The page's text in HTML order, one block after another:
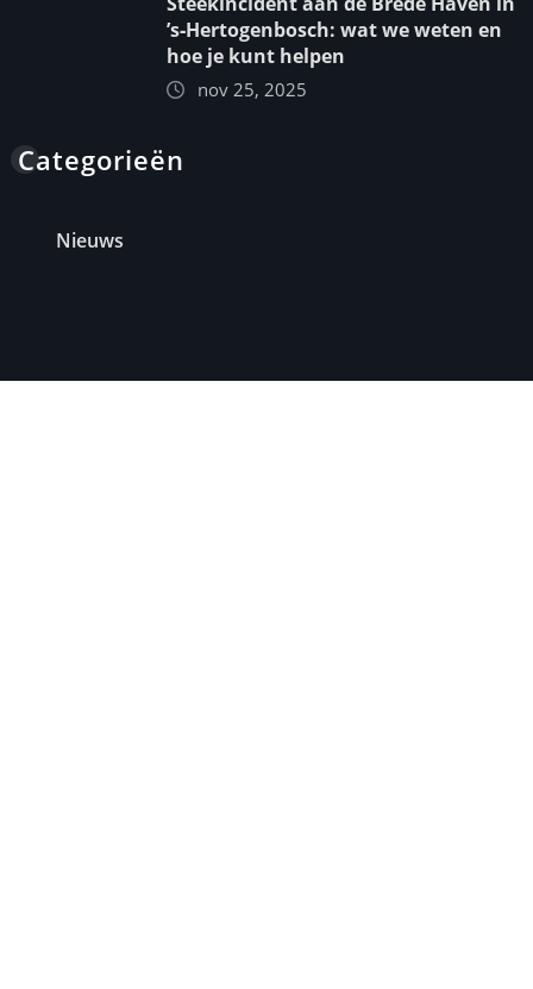
’s‑Hertogenbosch: wat we weten en
hoe je kunt helpen
nov 25, 2025
Categorieën
Nieuws